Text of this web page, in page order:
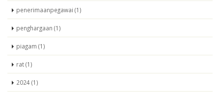
penerimaanpegawai (1)
penghargaan (1)
piagam (1)
rat (1)
2024 (1)